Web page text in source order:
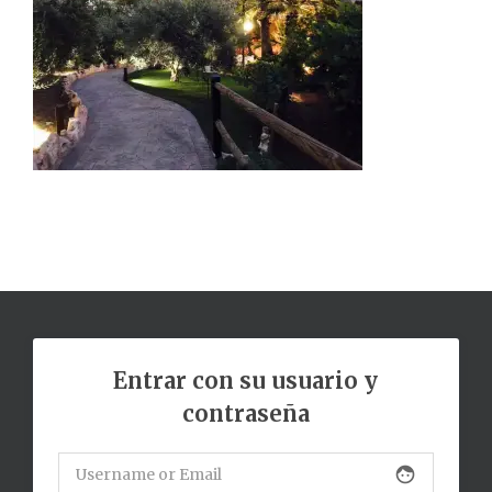
Entrar con su usuario y
contraseña
face